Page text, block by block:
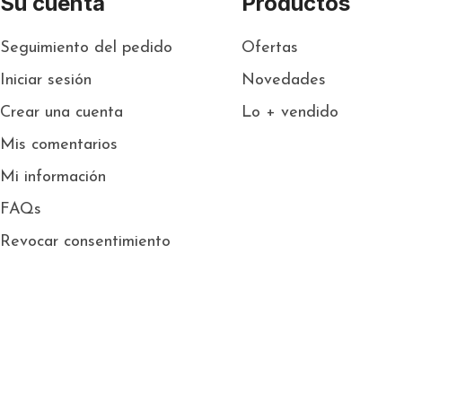
Seguimiento del pedido
Iniciar sesión
Crear una cuenta
Mis comentarios
Mi información
FAQs
Revocar consentimiento
Ofertas
Novedades
Lo + vendido